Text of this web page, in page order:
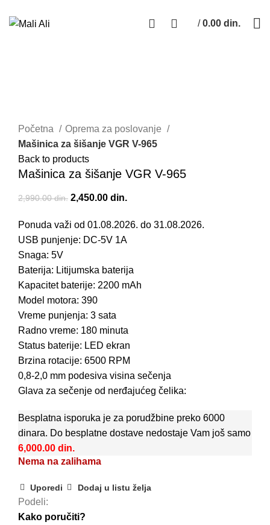
/ 0.00 din.
Početna
Oprema za poslovanje
Mašinica za šišanje VGR V-965
Back to products
Mašinica za šišanje VGR V-965
2,990.00din. Originalna cena je bila: 2,990.00 din..
2,450.00 din.
Ponuda važi od 01.08.2026. do 31.08.2026.
USB punjenje: DC-5V 1A
Snaga: 5V
Baterija: Litijumska baterija
Kapacitet baterije: 2200 mAh
Model motora: 390
Vreme punjenja: 3 sata
Radno vreme: 180 minuta
Status baterije: LED ekran
Brzina rotacije: 6500 RPM
0,8-2,0 mm podesiva visina sečenja
Glava za sečenje od nerđajućeg čelika:
Besplatna isporuka je za porudžbine preko 6000
dinara. Do besplatne dostave nedostaje Vam još samo
6,000.00 din.
Nema na zalihama
Uporedi Dodaj u listu želja
Podeli:
Kako poručiti?